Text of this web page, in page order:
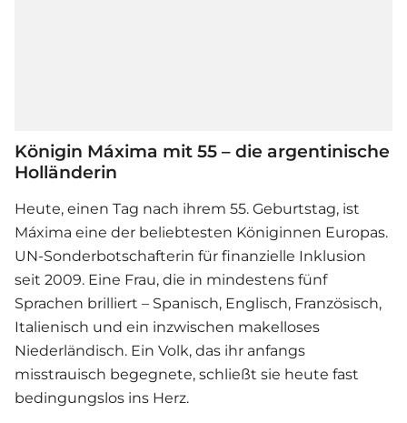
Königin Máxima mit 55 – die argentinische
Holländerin
Heute, einen Tag nach ihrem 55. Geburtstag, ist
Máxima eine der beliebtesten Königinnen Europas.
UN-Sonderbotschafterin für finanzielle Inklusion
seit 2009. Eine Frau, die in mindestens fünf
Sprachen brilliert – Spanisch, Englisch, Französisch,
Italienisch und ein inzwischen makelloses
Niederländisch. Ein Volk, das ihr anfangs
misstrauisch begegnete, schließt sie heute fast
bedingungslos ins Herz.